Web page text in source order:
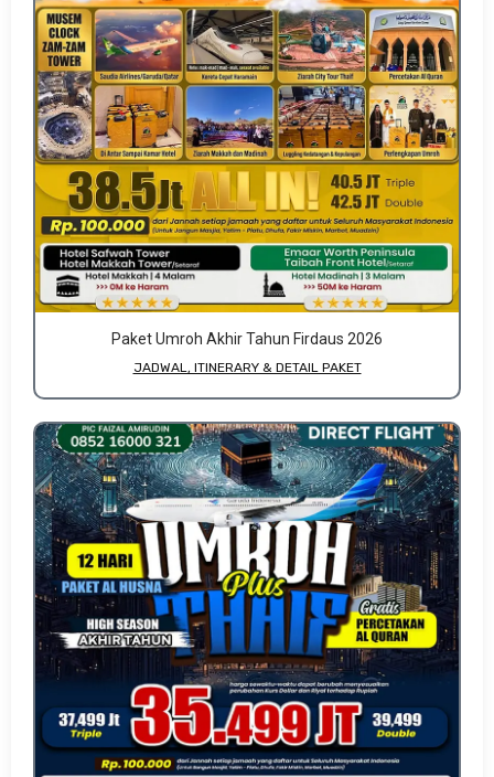
Paket Umroh Akhir Tahun Firdaus 2026
JADWAL, ITINERARY & DETAIL PAKET